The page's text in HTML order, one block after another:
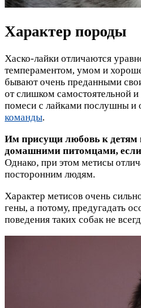
Характер породы
Хаско-лайки отличаются
темпераментом, умом и
бывают очень преданными
от слишком самостоятельной
помеси с лайками послушны и
команды.
Им присущи любовь к детям
домашними питомцами, если
Однако, при этом метисы
посторонним людям.
Характер метисов очень
гены, а потому, предугадать
поведения таких собак не